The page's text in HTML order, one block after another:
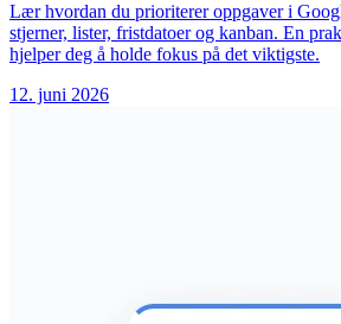
Lær hvordan du prioriterer oppgaver i
stjerner, lister, fristdatoer og kanban. En
hjelper deg å holde fokus på det viktigste.
12. juni 2026